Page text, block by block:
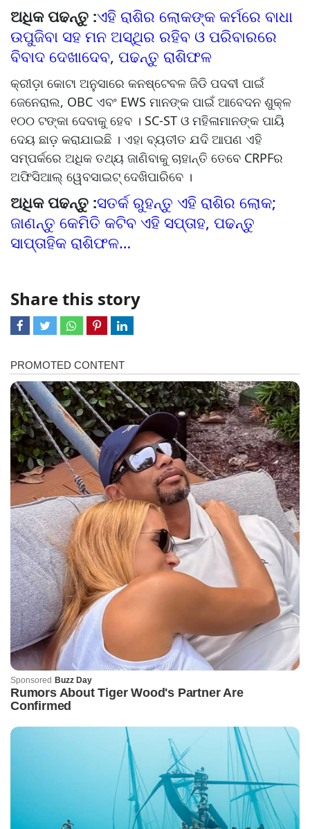
ଅଧିକ ପଢନ୍ତୁ :ଏହି ରାଶିର ଲୋକଙ୍କ କର୍ମରେ ବାଧା
ଉପୁଜିବା ସହ ମନ ଅସ୍ଥିର ରହିବ ଓ ପରିବାରରେ
ବିବାଦ ଦେଖାଦେବ, ପଢନ୍ତୁ ରାଶିଫଳ
କ୍ରୀଡ଼ା କୋଟା ଅନୁସାରେ କନଷ୍ଟେବଳ ଜିଡି ପଦବୀ ପାଇଁ
ଜେନେରାଲ, OBC ଏବଂ EWS ମାନଙ୍କ ପାଇଁ ଆବେଦନ ଶୁକ୍ଳ
୧୦୦ ଟଙ୍କା ଦେବାକୁ ହେବ । SC-ST ଓ ମହିଳାମାନଙ୍କ ପାୟି
ଦେୟ ଛାଡ଼ କରାଯାଇଛି । ଏହା ବ୍ୟତୀତ ଯଦି ଆପଣ ଏହି
ସମ୍ପର୍କରେ ଅଧିକ ତଥ୍ୟ ଜାଣିବାକୁ ଚାହାନ୍ତି ତେବେ CRPFର
ଅଫିସିଆଲ୍ ୱେବସାଇଟ୍ ଦେଖିପାରିବେ ।
ଅଧିକ ପଢନ୍ତୁ :ସତର୍କ ରୁହନ୍ତୁ ଏହି ରାଶିର ଲୋକ;
ଜାଣନ୍ତୁ କେମିତି କଟିବ ଏହି ସପ୍ତାହ, ପଢନ୍ତୁ
ସାପ୍ତାହିକ ରାଶିଫଳ…
Share this story